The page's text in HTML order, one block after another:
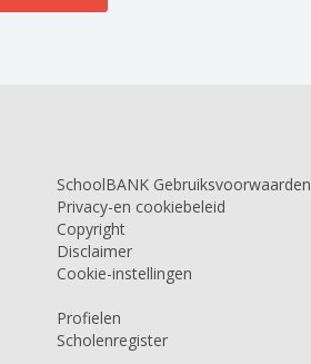
SchoolBANK Gebruiksvoorwaarden
Privacy-en cookiebeleid
Copyright
Disclaimer
Cookie-instellingen
Profielen
Scholenregister